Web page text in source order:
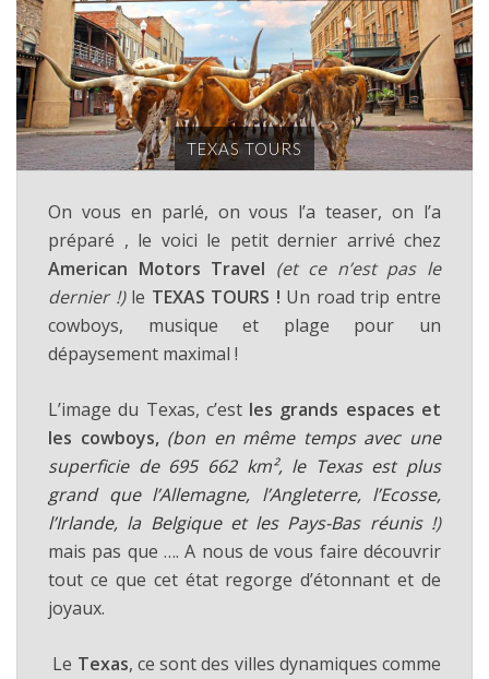
TEXAS TOURS
On vous en parlé, on vous l’a teaser, on l’a
préparé , le voici le petit dernier arrivé chez
American Motors Travel (et ce n’est pas le
dernier !)le TEXAS TOURS ! Un road trip entre
cowboys, musique et plage pour un
dépaysement maximal !
L’image du Texas, c’est les grands espaces et
les cowboys, (bon en même temps avec une
superficie de 695 662 km², le Texas est plus
grand que l’Allemagne, l’Angleterre, l’Ecosse,
l’Irlande, la Belgique et les Pays-Bas réunis !)
mais pas que …. A nous de vous faire découvrir
tout ce que cet état regorge d’étonnant et de
joyaux.
Le Texas, ce sont des villes dynamiques comme